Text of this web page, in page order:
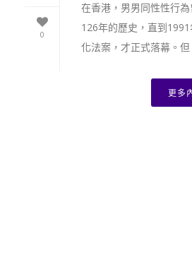
0
在香港，男男同性性行
126年的歷史，直到
化法案，才正式落幕。
更多